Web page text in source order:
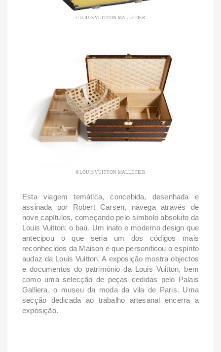
©LOUIS VUITTON MALLETIER
©LOUIS VUITTON MALLETIER
Esta viagem temática, concebida, desenhada e
assinada por Robert Carsen, navega através de
nove capítulos, começando pelo símbolo absoluto da
Louis Vuitton: o baú. Um inato e moderno design que
antecipou o que seria um dos códigos mais
reconhecidos da Maison e que personificou o espírito
audaz da Louis Vuitton. A exposição mostra objectos
e documentos do património da Louis Vuitton, bem
como uma selecção de peças cedidas pelo Palais
Galliera, o museu da moda da vila de Paris. Uma
secção dedicada ao trabalho artesanal encerra a
exposição.